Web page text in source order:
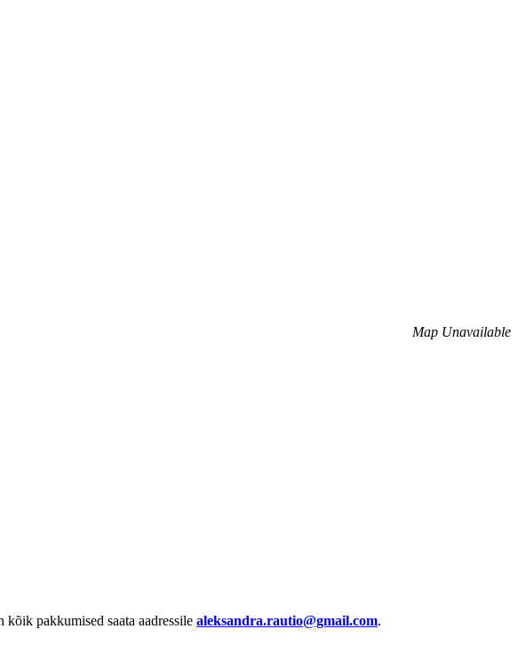
Map Unavailable
pakkumised saata aadressile aleksandra.rautio@gmail.com.